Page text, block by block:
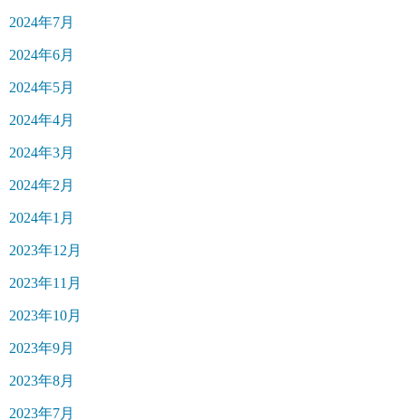
2024年7月
2024年6月
2024年5月
2024年4月
2024年3月
2024年2月
2024年1月
2023年12月
2023年11月
2023年10月
2023年9月
2023年8月
2023年7月